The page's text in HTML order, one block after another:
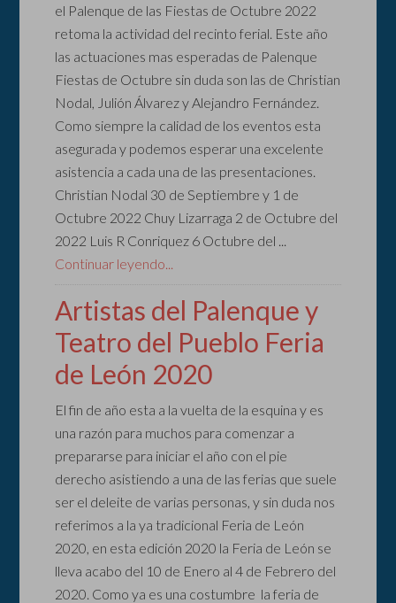
el Palenque de las Fiestas de Octubre 2022
retoma la actividad del recinto ferial. Este año
las actuaciones mas esperadas de Palenque
Fiestas de Octubre sin duda son las de Christian
Nodal, Julión Álvarez y Alejandro Fernández.
Como siempre la calidad de los eventos esta
asegurada y podemos esperar una excelente
asistencia a cada una de las presentaciones.
Christian Nodal 30 de Septiembre y 1 de
Octubre 2022 Chuy Lizarraga 2 de Octubre del
2022 Luis R Conriquez 6 Octubre del ...
Continuar leyendo...
Artistas del Palenque y
Teatro del Pueblo Feria
de León 2020
El fin de año esta a la vuelta de la esquina y es
una razón para muchos para comenzar a
prepararse para iniciar el año con el pie
derecho asistiendo a una de las ferias que suele
ser el deleite de varias personas, y sin duda nos
referimos a la ya tradicional Feria de León
2020, en esta edición 2020 la Feria de León se
lleva acabo del 10 de Enero al 4 de Febrero del
2020. Como ya es una costumbre la feria de